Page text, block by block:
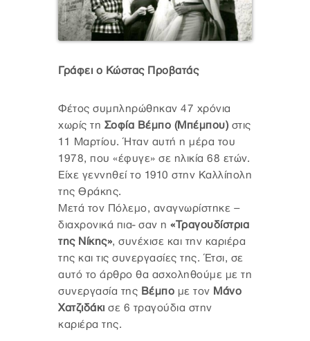
Γράφει ο Κώστας Προβατάς
Φέτος συμπληρώθηκαν 47 χρόνια
χωρίς τη Σοφία Βέμπο (Μπέμπου)στις
11 Μαρτίου. Ήταν αυτή η μέρα του
1978, που «έφυγε» σε ηλικία 68 ετών.
Είχε γεννηθεί το 1910 στην Καλλίπολη
της Θράκης.
Μετά τον Πόλεμο, αναγνωρίστηκε –
διαχρονικά πια- σαν η «Τραγουδίστρια
της Νίκης», συνέχισε και την καριέρα
της και τις συνεργασίες της. Έτσι, σε
αυτό το άρθρο θα ασχοληθούμε με τη
συνεργασία της Βέμπο με τον Μάνο
Χατζιδάκι σε 6 τραγούδια στην
καριέρα της.